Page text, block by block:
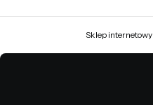
Sklep internetowy